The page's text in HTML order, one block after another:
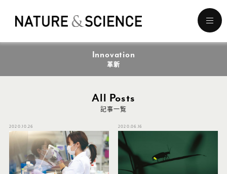
ュ
Innovation
革新
All Posts
記事一覧
2020.10.26 2020.06.16